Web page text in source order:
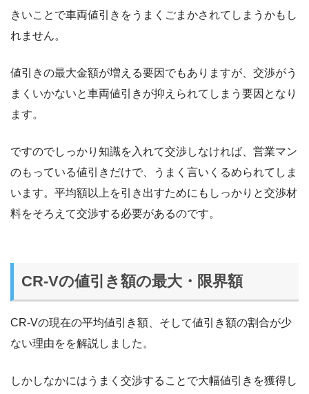
きいことで車両値引きをうまくごまかされてしまうかもし
れません。
値引きの最大金額が増える要因でもありますが、交渉がう
まくいかないと車両値引きが抑えられてしまう要因となり
ます。
ですのでしっかり知識を入れて交渉しなければ、営業マン
のもっている値引きだけで、うまく言いくるめられてしま
います。平均額以上を引き出すためにもしっかりと交渉材
料をそろえて交渉する必要があるのです。
CR-Vの値引き額の最大・限界額
CR-Vの現在の平均値引き額、そして値引き額の割合が少
ない理由をを解説しました。
しかしなかにはうまく交渉することで大幅値引きを獲得し